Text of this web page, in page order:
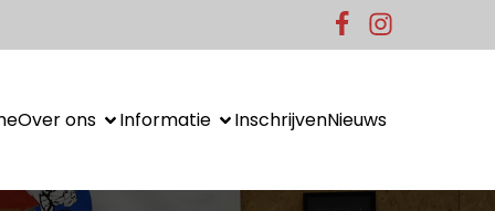
Over ons Informatie InschrijvenNieuws